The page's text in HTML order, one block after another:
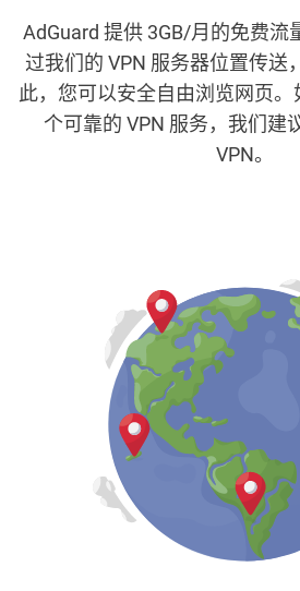
AdGuard 提供 3GB/月的免费流
过我们的 VPN 服务器位置传送
此，您可以安全自由浏览网页
个可靠的 VPN 服务，我们建
VPN。